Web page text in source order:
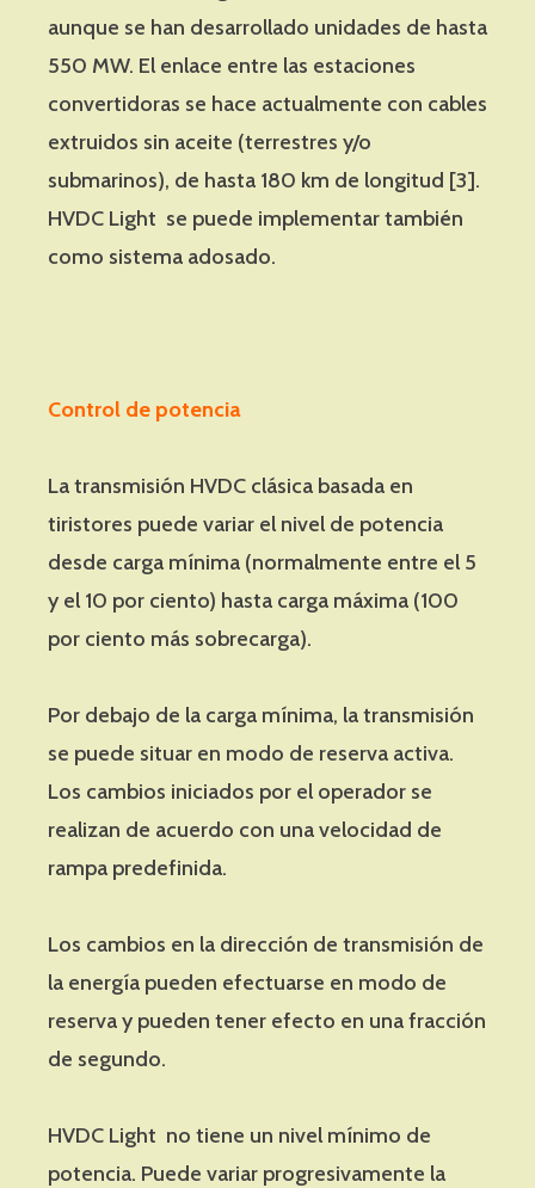
aunque se han desarrollado unidades de hasta
550 MW. El enlace entre las estaciones
convertidoras se hace actualmente con cables
extruidos sin aceite (terrestres y/o
submarinos), de hasta 180 km de longitud [3].
HVDC Light se puede implementar también
como sistema adosado.
Control de potencia
La transmisión HVDC clásica basada en
tiristores puede variar el nivel de potencia
desde carga mínima (normalmente entre el 5
y el 10 por ciento) hasta carga máxima (100
por ciento más sobrecarga).
Por debajo de la carga mínima, la transmisión
se puede situar en modo de reserva activa.
Los cambios iniciados por el operador se
realizan de acuerdo con una velocidad de
rampa predefinida.
Los cambios en la dirección de transmisión de
la energía pueden efectuarse en modo de
reserva y pueden tener efecto en una fracción
de segundo.
HVDC Light no tiene un nivel mínimo de
potencia. Puede variar progresivamente la